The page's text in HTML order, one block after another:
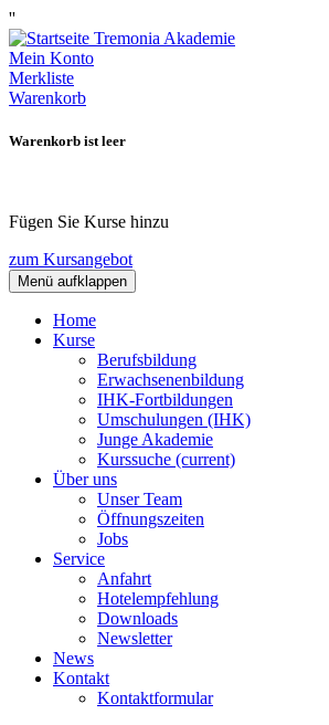
''
Mein Konto
Merkliste
Warenkorb
Warenkorb ist leer
Fügen Sie Kurse hinzu
zum Kursangebot
Menü aufklappen
Home
Kurse
Berufsbildung
Erwachsenenbildung
IHK-Fortbildungen
Umschulungen (IHK)
Junge Akademie
Kurssuche (current)
Über uns
Unser Team
Öffnungszeiten
Jobs
Service
Anfahrt
Hotelempfehlung
Downloads
Newsletter
News
Kontakt
Kontaktformular